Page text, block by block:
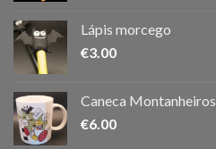
Lápis morcego
€3.00
Caneca Montanheiros
€6.00